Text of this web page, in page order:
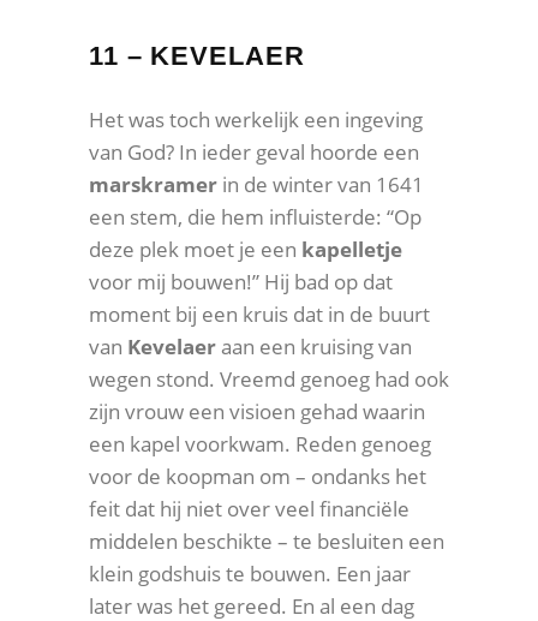
11 – KEVELAER
Het was toch werkelijk een ingeving
van God? In ieder geval hoorde een
marskramer in de winter van 1641
een stem, die hem influisterde: “Op
deze plek moet je een kapelletje
voor mij bouwen!” Hij bad op dat
moment bij een kruis dat in de buurt
van Kevelaeraan een kruising van
wegen stond. Vreemd genoeg had ook
zijn vrouw een visioen gehad waarin
een kapel voorkwam. Reden genoeg
voor de koopman om – ondanks het
feit dat hij niet over veel financiële
middelen beschikte – te besluiten een
klein godshuis te bouwen. Een jaar
later was het gereed. En al een dag